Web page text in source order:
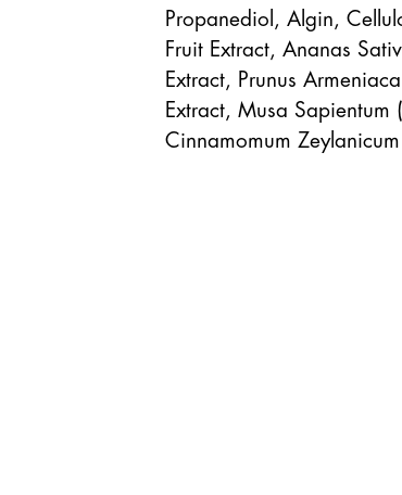
Propanediol, Algin,
Fruit Extract, Ananas
Extract, Prunus
Extract, Musa Sapientum
Cinnamomum